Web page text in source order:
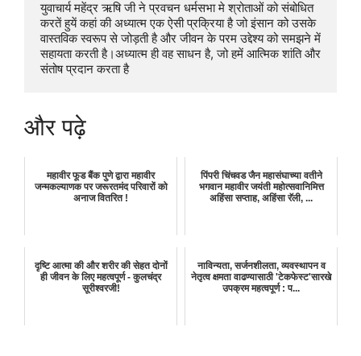
युवाचार्य महेंद्र ऋषि जी ने प्रवचन धर्मसभा मे श्रोताओं को संबोधित
करतें हुयें कहां की अध्यात्म एक ऐसी प्रक्रिया है जो इंसान को उसके
वास्तविक स्वरूप से जोड़ती है और जीवन के परम उद्देश्य को समझने में
सहायता करती है।अध्यात्म ही वह साधन है, जो हमें आत्मिक शांति और
संतोष प्रदान करता है
और पढ़े
महावीर फूड बैंक पुणे द्वारा महावीर
जन्मकल्याणक पर जरूरतमंद परिवारों को
अनाज वितरित !
पिंपरी चिंचवड जैन महासंघाच्या वतीने
भगवान महावीर जयंती महोत्सवानिमित्त
अहिंसा सप्ताह, अहिंसा रॅली, ...
दृष्टि आत्मा की और शरीर की सेहत दोनों
ही जीवन के लिए महत्वपूर्ण - कुलचंद्र
सूरीश्वरजी!
नाविन्यता, सर्जनशीलता, व्यवस्थापन व
नेतृत्व क्षमता वाढण्यासाठी 'टेकफेस्ट'सारखे
उपक्रम महत्वपूर्ण : प...